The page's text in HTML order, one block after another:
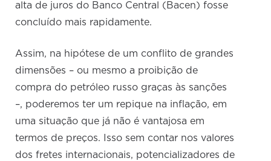
alta de juros do Banco Central (Bacen) fosse
concluído mais rapidamente.
Assim, na hipótese de um conflito de grandes
dimensões – ou mesmo a proibição de
compra do petróleo russo graças às sanções
–, poderemos ter um repique na inflação, em
uma situação que já não é vantajosa em
termos de preços. Isso sem contar nos valores
dos fretes internacionais, potencializadores de